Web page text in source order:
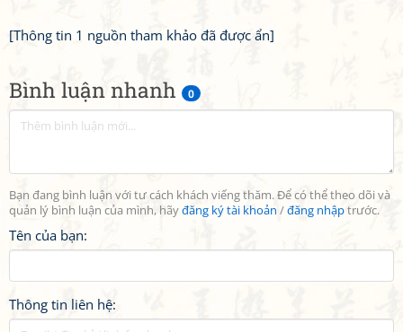
Bình luận nhanh 0
Bạn đang bình luận với tư cách khách viếng thăm. Để có thể theo dõi và
quản lý bình luận của mình, hãyđăng ký tài khoản /đăng nhậptrước.
Tên của bạn:
Thông tin liên hệ:
[Thông tin 1 nguồn tham khảo đã được ẩn]